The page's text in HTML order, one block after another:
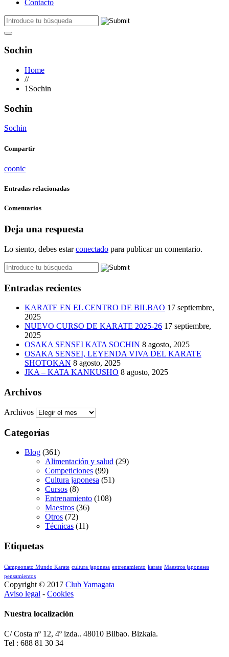
Contacto
Sochin
Home
//
1Sochin
Sochin
Sochin
Compartir
coonic
Entradas relacionadas
Comentarios
Deja una respuesta
Lo siento, debes estarconectado para publicar un comentario.
Entradas recientes
KARATE EN EL CENTRO DE BILBAO 17 septiembre,
2025
NUEVO CURSO DE KARATE 2025-26 17 septiembre,
2025
OSAKA SENSEI KATA SOCHIN 8 agosto, 2025
OSAKA SENSEI, LEYENDA VIVA DEL KARATE
SHOTOKAN 8 agosto, 2025
JKA – KATA KANKUSHO 8 agosto, 2025
Archivos
Archivos
Categorías
Blog (361)
Alimentación y salud (29)
Competiciones (99)
Cultura japonesa (51)
Cursos (8)
Entrenamiento (108)
Maestros (36)
Otros (72)
Técnicas (11)
Etiquetas
Campeonato Mundo Karate cultura japonesa entrenamiento karate Maestros japoneses
pensamientos
Copyright © 2017 Club Yamagata
Aviso legal - Cookies
Nuestra localización
C/ Costa nº 12, 4º izda.. 48010 Bilbao. Bizkaia.
Tel : 688 81 30 34